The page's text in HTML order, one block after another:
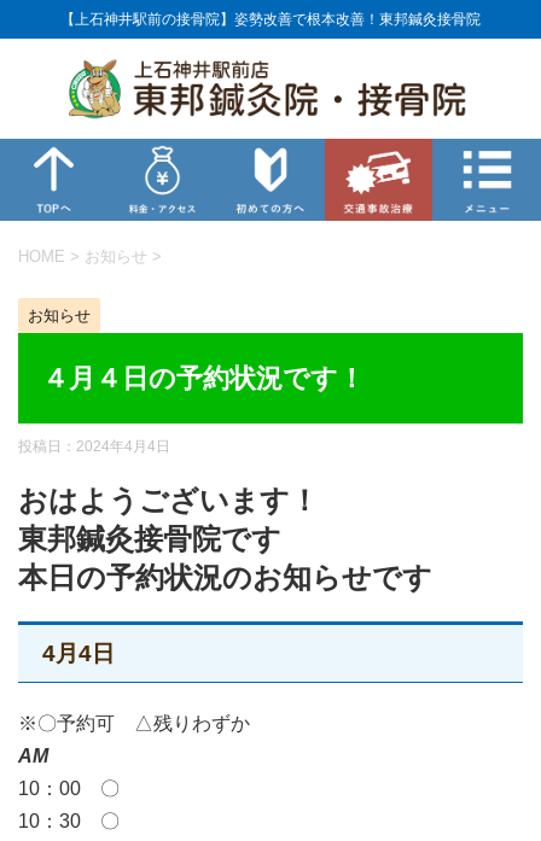
【上石神井駅前の接骨院】姿勢改善で根本改善！東邦鍼灸接骨院
HOME > お知らせ >
お知らせ
４月４日の予約状況です！
投稿日： 2024年4月4日
おはようございます！
東邦鍼灸接骨院です
本日の予約状況のお知らせです
4月4日
※〇予約可 △残りわずか
AM
10：00 〇
10：30 〇